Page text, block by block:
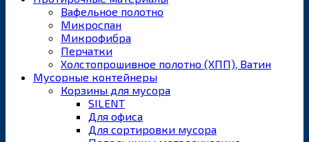
Вафельное полотно
Микроспан
Микрофибра
Перчатки
Холстопрошивное полотно (ХПП), Ватин
Мусорные контейнеры
Корзины для мусора
SILENT
Для офиса
Для сортировки мусора